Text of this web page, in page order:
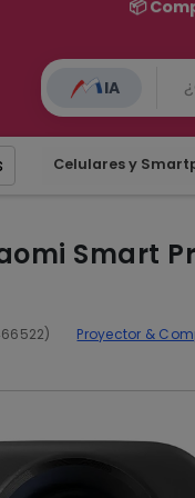
IA
Celulares y
Smart
Proyector &